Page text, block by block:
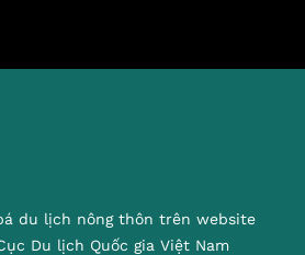
du lịch nông thôn trên website
Du lịch Quốc gia Việt Nam